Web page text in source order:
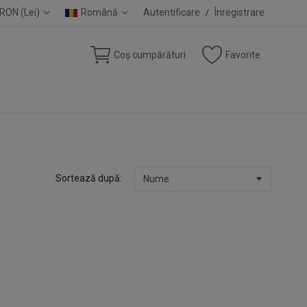
RON (Lei) Română Autentificare / Înregistrare
Coș cumpărături Favorite
Sortează după: